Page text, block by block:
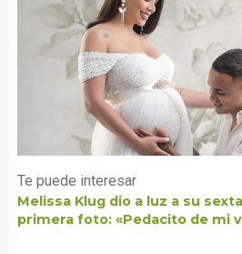
Te puede interesar
Melissa Klug dio a luz a su
primera foto: «Pedacito de mi